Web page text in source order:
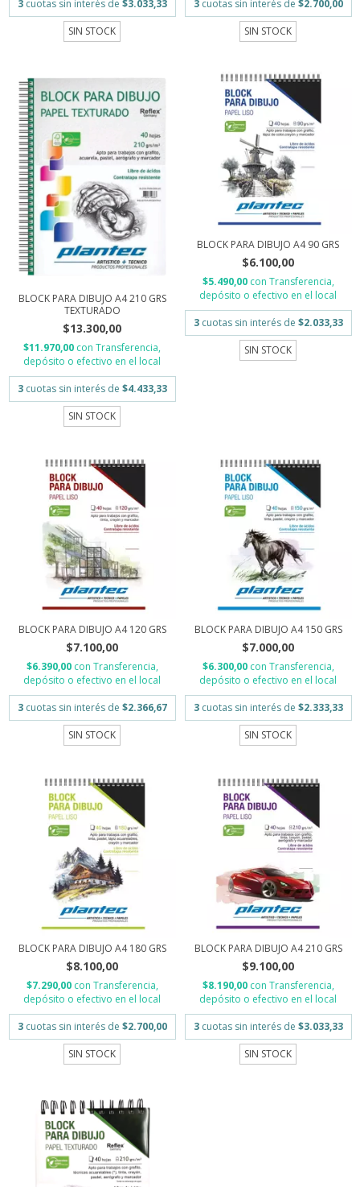
3 cuotas sin interés de $3.033,33
SIN STOCK
3 cuotas sin interés de $2.700,00
SIN STOCK
BLOCK PARA DIBUJO A4 210 GRS
TEXTURADO
$13.300,00
$11.970,00 con Transferencia,
depósito o efectivo en el local
3 cuotas sin interés de $4.433,33
SIN STOCK
BLOCK PARA DIBUJO A4 90 GRS
$6.100,00
$5.490,00 con Transferencia,
depósito o efectivo en el local
3 cuotas sin interés de $2.033,33
SIN STOCK
BLOCK PARA DIBUJO A4 120 GRS
$7.100,00
$6.390,00 con Transferencia,
depósito o efectivo en el local
3 cuotas sin interés de $2.366,67
SIN STOCK
BLOCK PARA DIBUJO A4 150 GRS
$7.000,00
$6.300,00 con Transferencia,
depósito o efectivo en el local
3 cuotas sin interés de $2.333,33
SIN STOCK
BLOCK PARA DIBUJO A4 180 GRS
$8.100,00
$7.290,00 con Transferencia,
depósito o efectivo en el local
3 cuotas sin interés de $2.700,00
SIN STOCK
BLOCK PARA DIBUJO A4 210 GRS
$9.100,00
$8.190,00 con Transferencia,
depósito o efectivo en el local
3 cuotas sin interés de $3.033,33
SIN STOCK